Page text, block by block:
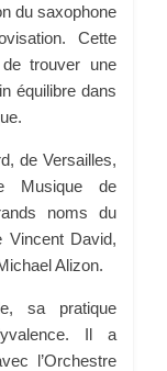
du saxophone
Cette
de trouver une
équilibre dans
de Versailles,
Musique de
noms du
Vincent David,
Alizon.
sa pratique
Il a
l’Orchestre